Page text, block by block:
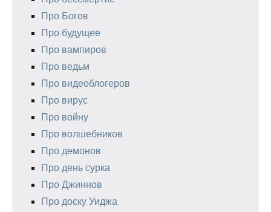
Про Богов
Про будущее
Про вампиров
Про ведьм
Про видеоблогеров
Про вирус
Про войну
Про волшебников
Про демонов
Про день сурка
Про Джиннов
Про доску Уиджа